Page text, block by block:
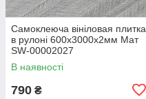
Самоклеюча вініловая плитка
в рулоні 600х3000х2мм Мат
SW-00002027
В наявності
790 ₴